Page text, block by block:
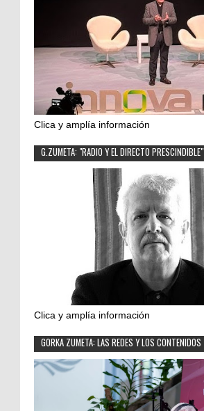
Clica y amplía información
G.ZUMETA: "RADIO Y EL DIRECTO PRESCINDIBLE"
Clica y amplía información
GORKA ZUMETA: LAS REDES Y LOS CONTENIDOS